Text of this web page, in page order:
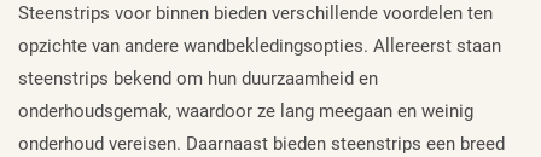
Steenstrips voor binnen bieden verschillende voordelen ten
opzichte van andere wandbekledingsopties. Allereerst staan
steenstrips bekend om hun duurzaamheid en
onderhoudsgemak, waardoor ze lang meegaan en weinig
onderhoud vereisen. Daarnaast bieden steenstrips een breed